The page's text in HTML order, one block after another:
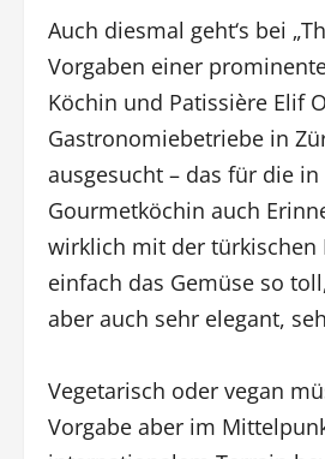
Auch diesmal geht‘s bei
Vorgaben einer
Köchin und Patissière Elif
Gastronomiebetriebe in
ausgesucht – das für die
Gourmetköchin auch
wirklich mit der türkischen
einfach das Gemüse so
aber auch sehr elegant,
Vegetarisch oder vegan
Vorgabe aber im